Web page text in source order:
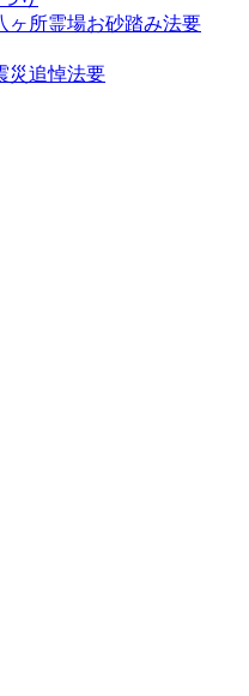
所霊場お砂踏み法要
災追悼法要